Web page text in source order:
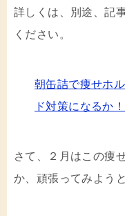
詳しくは、別途、記
ください。
朝缶詰で痩せホ
ド対策になるか！
さて、２月はこの痩
か、頑張ってみよう